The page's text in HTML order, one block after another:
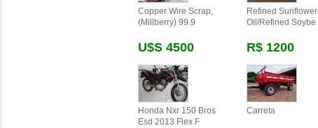
Copper Wire Scrap,
(millberry) 99.9
U$s 4500
Refined Sunflower
Oil/refined Soybe
R$ 1200
Honda Nxr 150 Bros
Esd 2013 Flex F
Carreta